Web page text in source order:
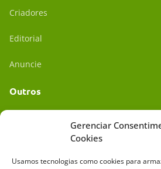
Gerenciar
Cookies
Usamos tecnologias como cookies para
Criadores
Editorial
Anuncie
Outros
Mídia Kit